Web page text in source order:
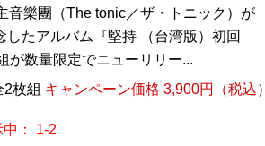
音樂團（The tonic／ザ・トニック）が
したアルバム『堅持 （台湾版）初回
が数量限定でニューリリー...
2枚組 キャンペーン価格 3,900円（税込）
中： 1-2